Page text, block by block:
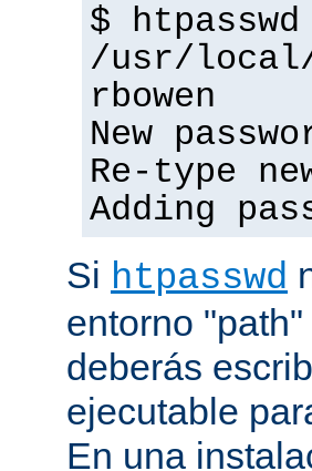
$
/usr/local/
rbowen
New
Re-type
Adding
Si htpasswd
entorno
deberás
ejecutable
En una